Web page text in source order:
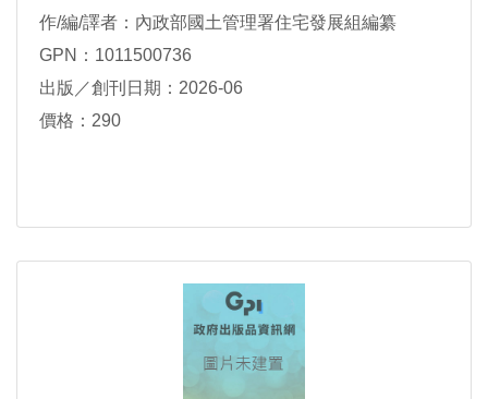
作/編/譯者：內政部國土管理署住宅發展組編纂
GPN：1011500736
出版／創刊日期：2026-06
價格：290